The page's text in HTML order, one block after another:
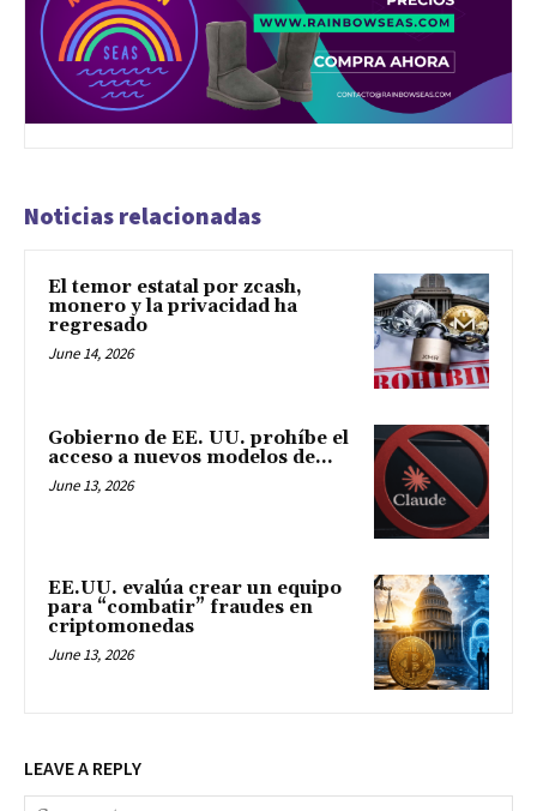
Noticias relacionadas
El temor estatal por zcash,
monero y la privacidad ha
regresado
June 14, 2026
Gobierno de EE. UU. prohíbe el
acceso a nuevos modelos de...
June 13, 2026
EE.UU. evalúa crear un equipo
para “combatir” fraudes en
criptomonedas
June 13, 2026
LEAVE A REPLY